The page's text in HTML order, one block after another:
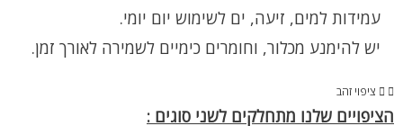
עמידות למים, זיעה, ים לשימוש יום יומי.
יש להימנע מכלור, וחומרים כימיים לשמירה לאורך זמן.
ציפוי זהב
הציפויים שלנו מתחלקים לשני סוגים :